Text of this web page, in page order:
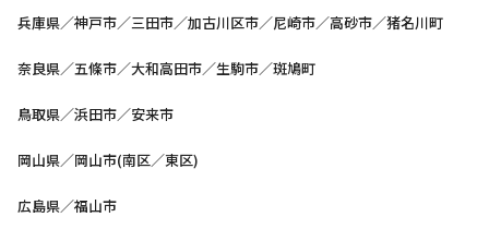
兵庫県／神戸市／三田市／加古川区市／尼崎市／高砂市／猪名川町
奈良県／五條市／大和高田市／生駒市／斑鳩町
鳥取県／浜田市／安来市
岡山県／岡山市(南区／東区)
広島県／福山市